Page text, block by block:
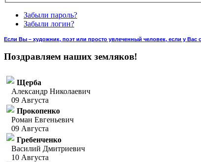
Забыли пароль?
Забыли логин?
Если Вы – художник, поэт или просто увлеченный человек, если у
Поздравляем наших земляков!
Щерба
Александр Николаевич
09 Августа
Прокопенко
Роман Евгеньевич
09 Августа
Гребенченко
Василий Дмитриевич
10 Августа